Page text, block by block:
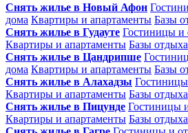
Снять жилье в Новый Афон
дома Квартиры и апартаменты Базы
Снять жилье в Гудауте Гостиницы и
Квартиры и апартаменты Базы отдыха
Снять жилье в Цандрипше
дома Квартиры и апартаменты Базы
Снять жилье в Алахадзы
Квартиры и апартаменты Базы отдыха
Снять жилье в Пицунде Гостиницы
Квартиры и апартаменты Базы отдыха